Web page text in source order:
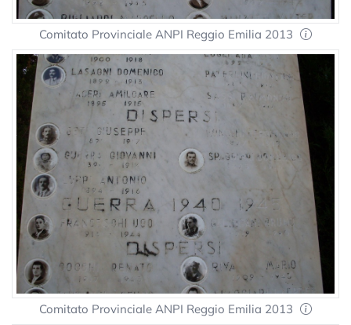
Comitato Provinciale ANPI Reggio Emilia 2013
Comitato Provinciale ANPI Reggio Emilia 2013